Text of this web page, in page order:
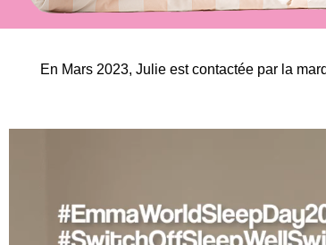
En Mars 2023, Julie est contactée par la